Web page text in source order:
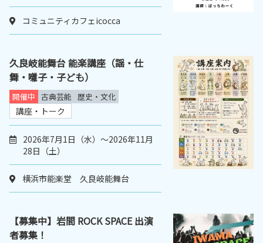
コミュニティカフェicocca
久良岐能舞台 能楽講座（謡・仕
舞・囃子・子ども）
開催中 古典芸能 歴史・文化
講座・トーク
2026年7月1日（水）～2026年11月
28日（土）
横浜市能楽堂 久良岐能舞台
【募集中】岩間 ROCK SPACE 出演
者募集！